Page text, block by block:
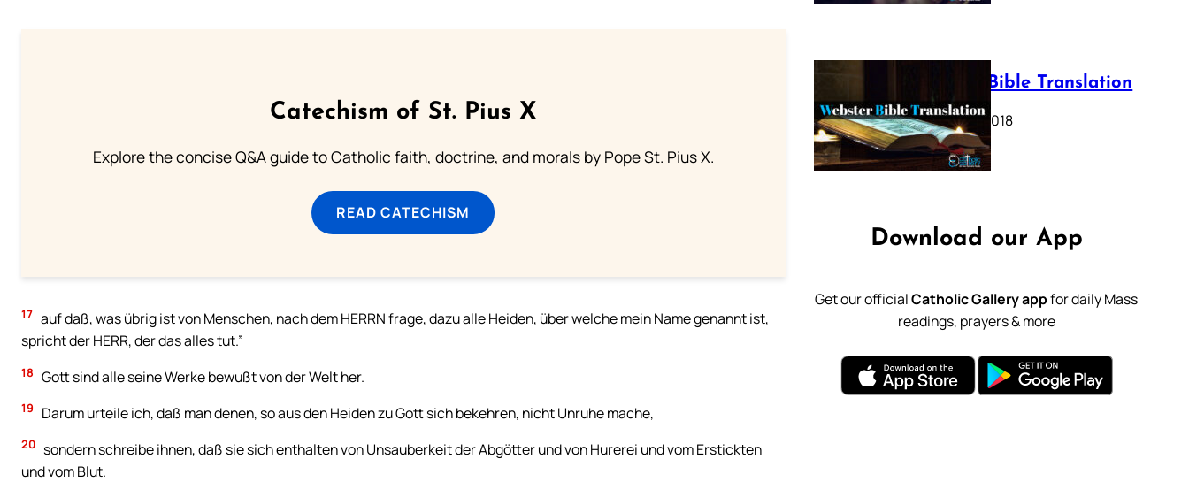
Catechism of St. Pius X
Explore the concise Q&A guide to Catholic faith, doctrine, and morals by Pope St. Pius X.
READ CATECHISM
17 auf daß, was übrig ist von Menschen, nach dem HERRN frage, dazu alle Heiden, über welche mein Name genannt ist,
spricht der HERR, der das alles tut.”
18 Gott sind alle seine Werke bewußt von der Welt her.
19 Darum urteile ich, daß man denen, so aus den Heiden zu Gott sich bekehren, nicht Unruhe mache,
20 sondern schreibe ihnen, daß sie sich enthalten von Unsauberkeit der Abgötter und von Hurerei und vom Erstickten
und vom Blut.
Webster Bible Translation
October 11, 2018
Download our App
Get our officialCatholic Gallery appfor daily Mass
readings, prayers & more